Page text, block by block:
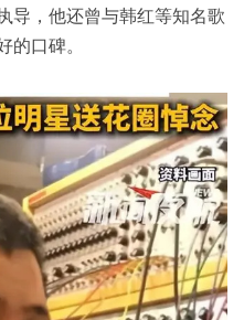
导，他还曾与韩红等知名歌
口碑。